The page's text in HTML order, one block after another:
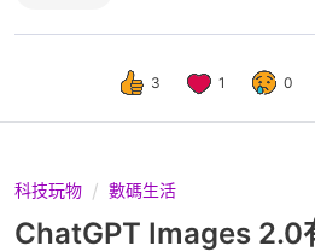
3 1 0
科技玩物 數碼生活
ChatGPT Images 2.0